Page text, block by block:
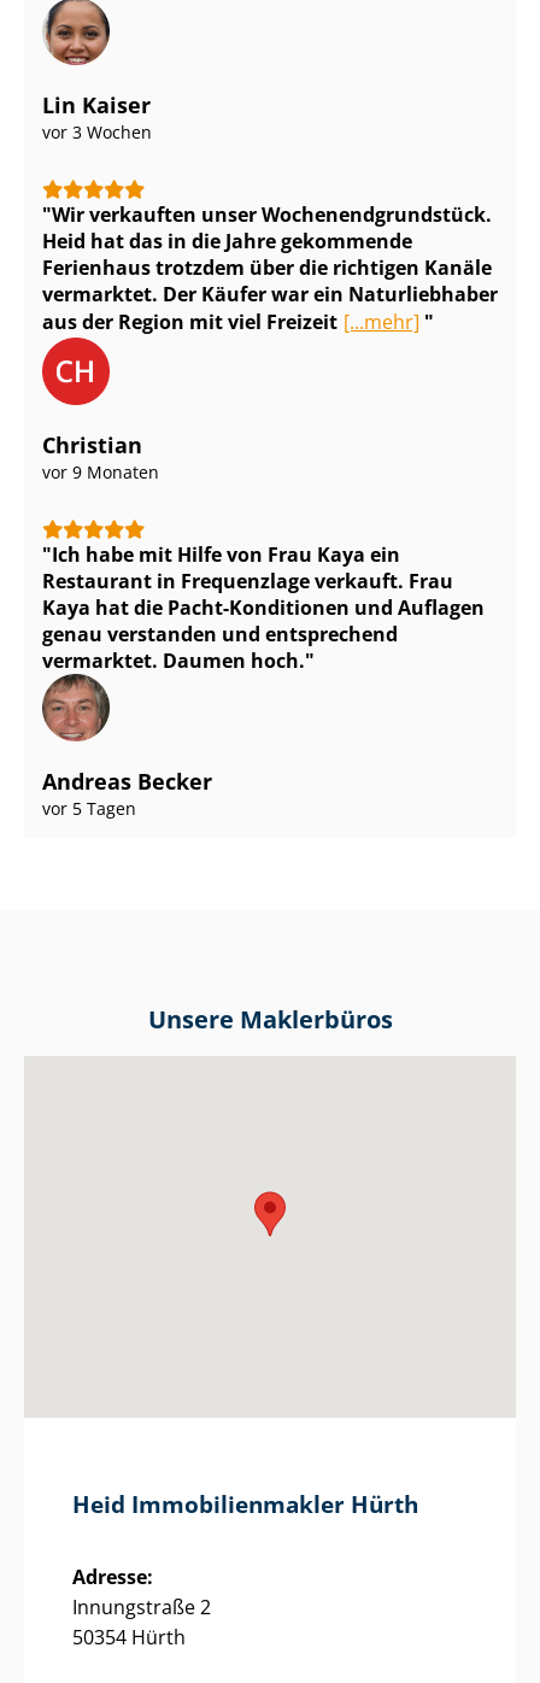
Lin Kaiser
vor 3 Wochen
Wir verkauften unser Wo­chen­end­grund­stück.
Heid hat das in die Jahre gekommende
Ferienhaus trotzdem über die richtigen Kanäle
vermarktet. Der Käufer war ein Naturliebhaber
aus der Region mit viel Freizeit [...mehr]
Christian
vor 9 Monaten
Ich habe mit Hilfe von Frau Kaya ein
Restaurant in Frequenzlage verkauft. Frau
Kaya hat die Pacht-Konditionen und Auflagen
genau verstanden und entsprechend
vermarktet. Daumen hoch.
Andreas Becker
vor 5 Tagen
Unsere Maklerbüros
Heid Im­mo­bi­li­en­mak­ler Hürth
Adresse:
Innungstraße 2
50354 Hürth